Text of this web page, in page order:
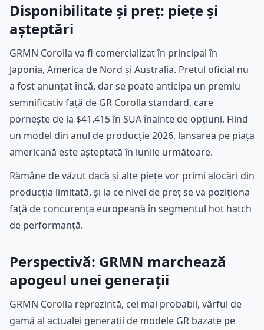
Disponibilitate și preț: piețe și
așteptări
GRMN Corolla va fi comercializat în principal în
Japonia, America de Nord și Australia. Prețul oficial nu
a fost anunțat încă, dar se poate anticipa un premiu
semnificativ față de GR Corolla standard, care
pornește de la $41.415 în SUA înainte de opțiuni. Fiind
un model din anul de producție 2026, lansarea pe piața
americană este așteptată în lunile următoare.
Rămâne de văzut dacă și alte piețe vor primi alocări din
producția limitată, și la ce nivel de preț se va poziționa
față de concurența europeană în segmentul hot hatch
de performanță.
Perspectivă: GRMN marchează
apogeul unei generații
GRMN Corolla reprezintă, cel mai probabil, vârful de
gamă al actualei generații de modele GR bazate pe